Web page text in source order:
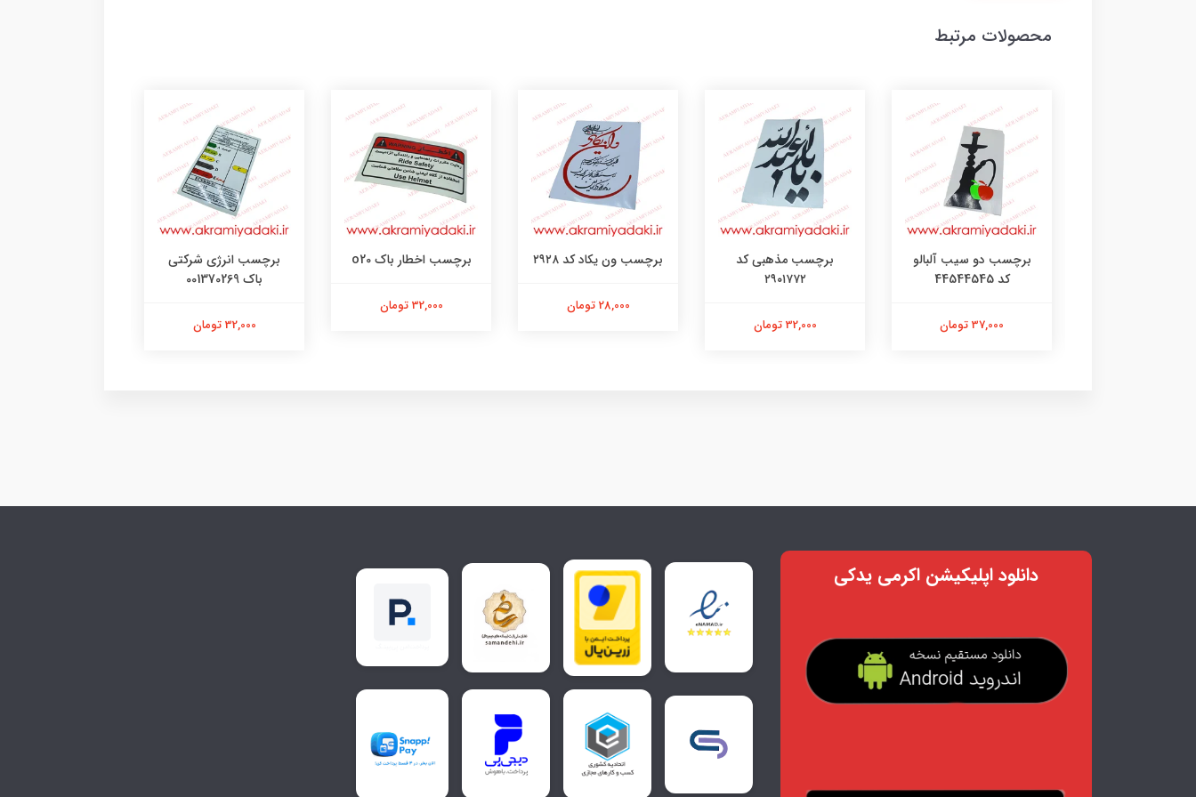
محصولات مرتبط
برچسب دو سیب آلبالو
کد 44544545
37,000 تومان
برچسب مذهبی کد
۲۹۰۱۷۷۲
32,000 تومان
برچسب ون یکاد کد ۲۹۲۸
28,000 تومان
برچسب اخطار باک o20
32,000 تومان
برچسب انرژی شرکتی
باک 001370269
32,000 تومان
دانلود اپلیکیشن اکرمی یدکی